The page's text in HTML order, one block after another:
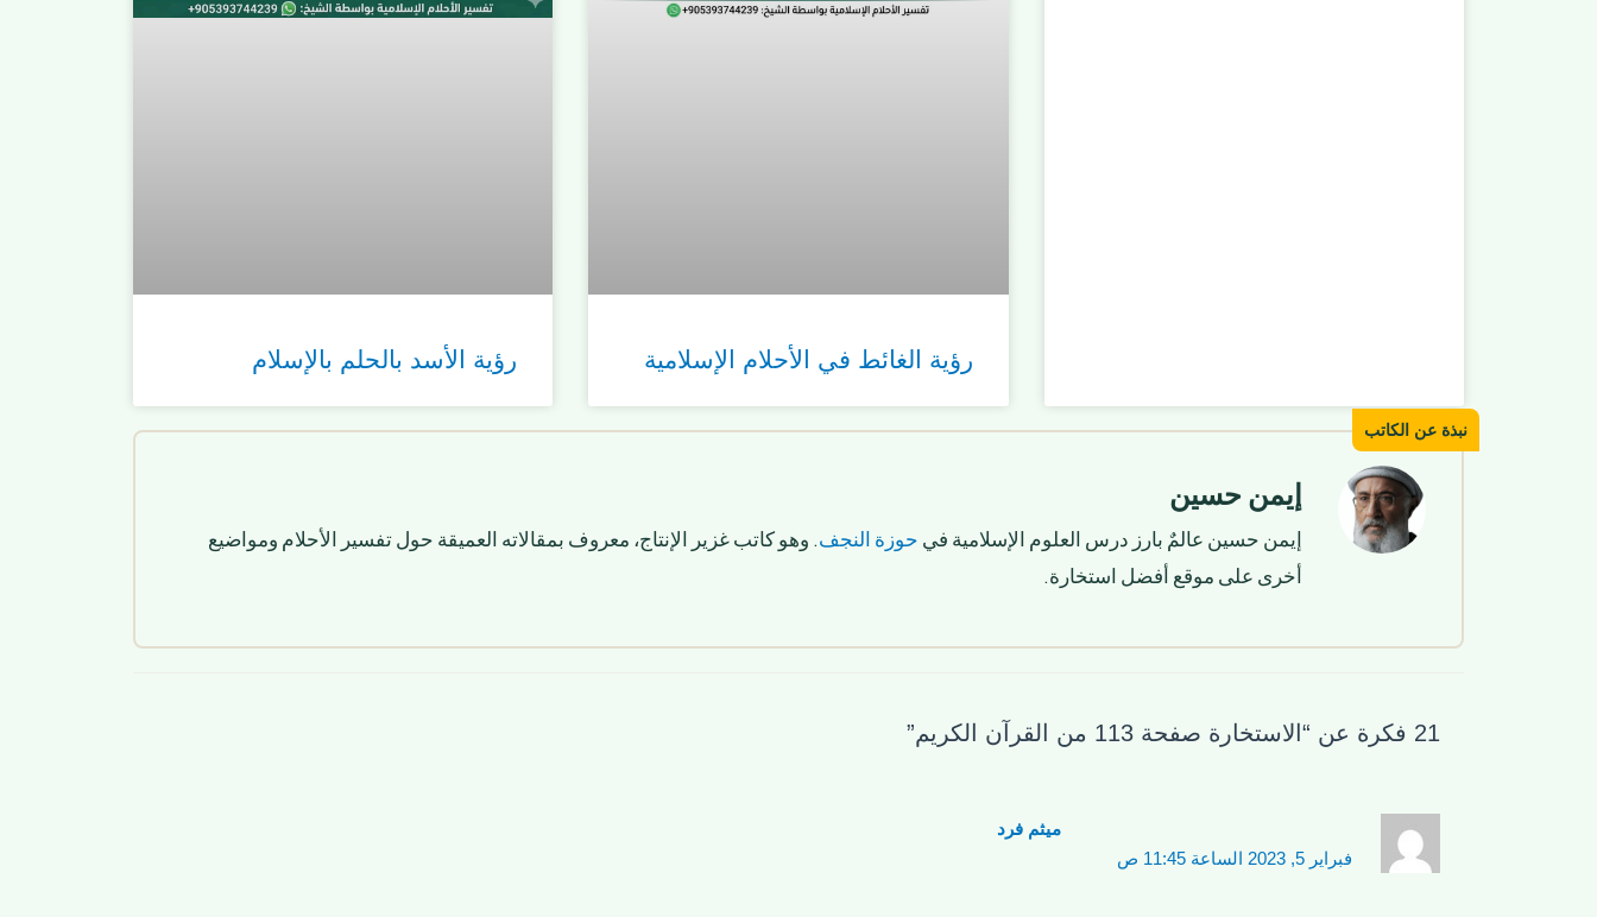
رؤية الغائط في الأحلام الإسلامية رؤية الأسد بالحلم بالإسلام
إيمن حسين
إيمن حسين عالمٌ بارز درس العلوم الإسلامية في حوزة النجف. وهو كاتب غزير الإنتاج، معروف بمقالاته العميقة حول تفسير الأحلام ومواضيع
أخرى على موقع أفضل استخارة.
21 فكرة عن “الاستخارة صفحة 113 من القرآن الكريم”
میثم فرد
فبراير 5, 2023 الساعة 11:45 ص